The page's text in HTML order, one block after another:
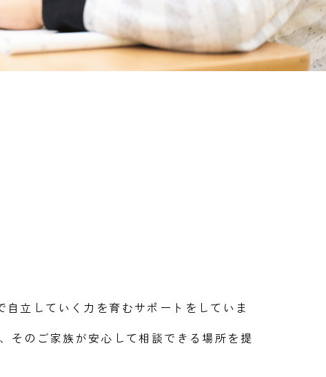
立していく力を育むサポートをしていま
そのご家族が安心して相談できる場所を提